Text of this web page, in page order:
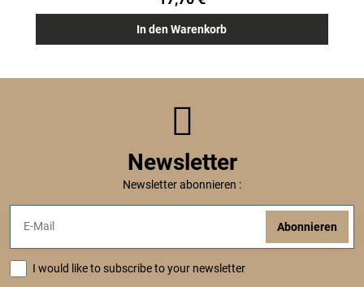
In den Warenkorb
Newsletter
Newsletter abonnieren :
Abonnieren
I would like to subscribe to your newsletter